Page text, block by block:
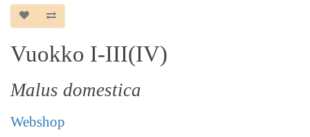
Vuokko I-III(IV)
Malus domestica
Webshop